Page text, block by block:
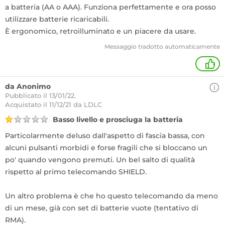
a batteria (AA o AAA). Funziona perfettamente e ora posso
utilizzare batterie ricaricabili.
È ergonomico, retroilluminato e un piacere da usare.
Messaggio tradotto automaticamente
+
da Anonimo
Pubblicato il 13/01/22.
Acquistato il 11/12/21 da LDLC
Basso livello e prosciuga la batteria
Particolarmente deluso dall'aspetto di fascia bassa, con
alcuni pulsanti morbidi e forse fragili che si bloccano un
po' quando vengono premuti. Un bel salto di qualità
rispetto al primo telecomando SHIELD.
Un altro problema è che ho questo telecomando da meno
di un mese, già con set di batterie vuote (tentativo di
RMA).